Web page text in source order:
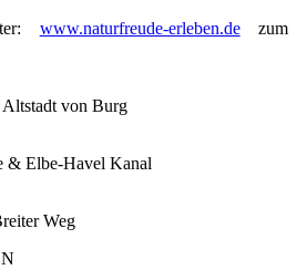
www.naturfreude-erleben.dezum
Altstadt von Burg
& Elbe-Havel Kanal
Weg